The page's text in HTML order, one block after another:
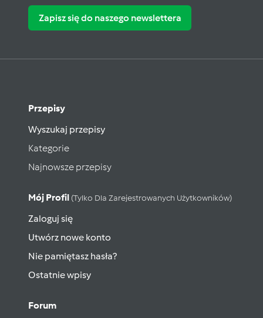
Zapisz się do naszego newslettera
Przepisy
Wyszukaj przepisy
Kategorie
Najnowsze przepisy
Mój Profil (tylko Dla Zarejestrowanych Użytkowników)
Zaloguj się
Utwórz nowe konto
Nie pamiętasz hasła?
Ostatnie wpisy
Forum